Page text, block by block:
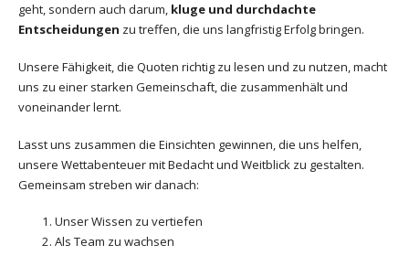
geht, sondern auch darum, kluge und durchdachte
Entscheidungen zu treffen, die uns langfristig Erfolg bringen.
Unsere Fähigkeit, die Quoten richtig zu lesen und zu nutzen, macht
uns zu einer starken Gemeinschaft, die zusammenhält und
voneinander lernt.
Lasst uns zusammen die Einsichten gewinnen, die uns helfen,
unsere Wettabenteuer mit Bedacht und Weitblick zu gestalten.
Gemeinsam streben wir danach:
Unser Wissen zu vertiefen
Als Team zu wachsen